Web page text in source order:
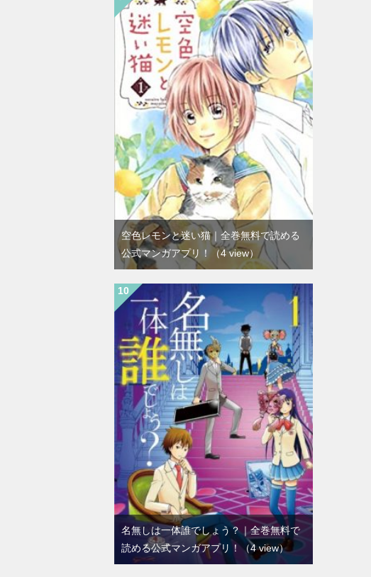
空色レモンと迷い猫｜全巻無料で読める
公式マンガアプリ！
（4 view）
名無しは一体誰でしょう？｜全巻無料で
読める公式マンガアプリ！（4 view）